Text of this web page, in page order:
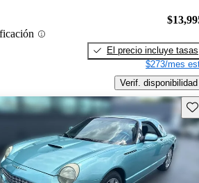
El precio incluye tasas
$273/mes
Verif. disponibilidad
Aviso